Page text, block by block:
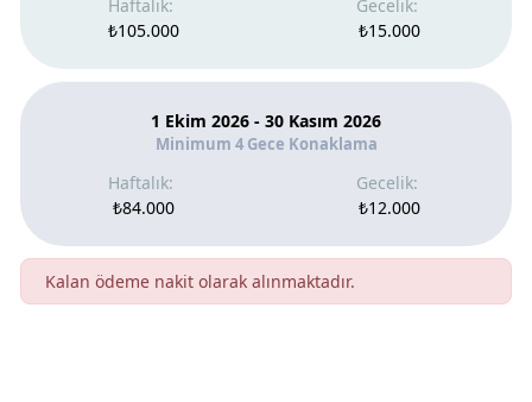
₺105.000 ₺15.000
1 Ekim 2026 - 30 Kasım 2026
Minimum 4 Gece Konaklama
₺84.000 ₺12.000
Kalan ödeme nakit olarak alınmaktadır.